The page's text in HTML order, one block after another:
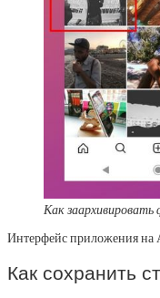
Как
Интерфейс приложения на
Как сохранить